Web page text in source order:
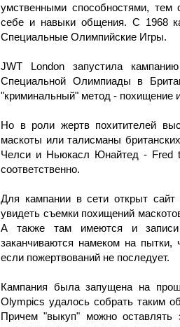
умственными способностями,
себе и навыки общения. С 1968
Специальные Олимпийские Игры.
JWT London запустила
Специальной Олимпиады в
"криминальный" метод - похищение
Но в роли жертв похитителей
маскоты или талисманы
Челси и Ньюкасл Юнайтед - Fred
соответственно.
Для кампании в сети открыт сайт
увидеть съемки похищений
А также там имеются и записи
заканчиваются намеком на
если пожертвований не последует.
Кампания была запущена на
Olympics удалось собрать таким
Причем "выкуп" можно оставлять